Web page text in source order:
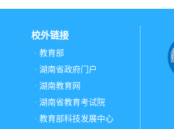
校外链接
· 教育部
· 湖南省政府门户
· 湖南教育网
· 湖南省教育考试院
· 教育部科技发展中心